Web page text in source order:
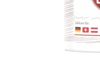
Vitamin K
Vitamin